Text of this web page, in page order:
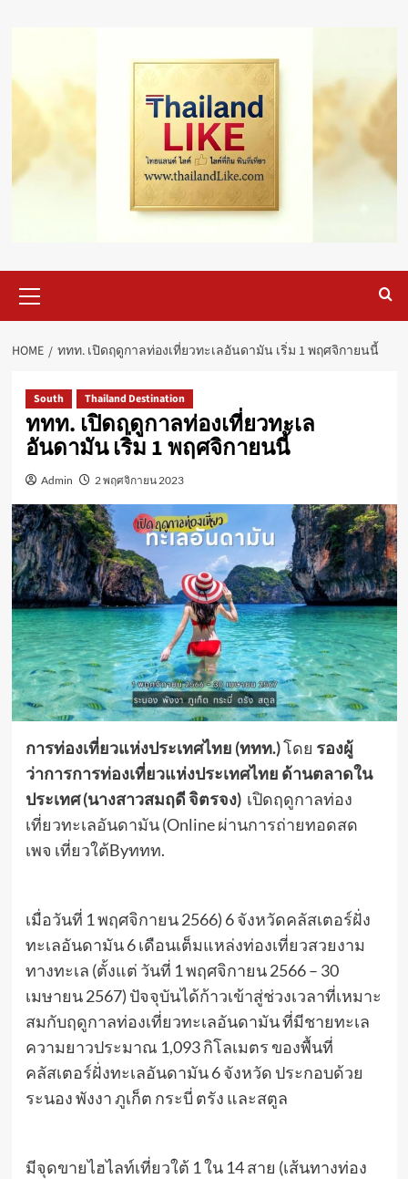
Menu
HOME ททท. เปิดฤดูกาลท่องเที่ยวทะเลอันดามัน เริ่ม 1 พฤศจิกายนนี้
South Thailand Destination
ททท. เปิดฤดูกาลท่องเที่ยวทะเล
อันดามัน เริ่ม 1 พฤศจิกายนนี้
Admin 2 พฤศจิกายน 2023
การท่องเที่ยวแห่งประเทศไทย (ททท.)โดย รองผู้
ว่าการการท่องเที่ยวแห่งประเทศไทย ด้านตลาดใน
ประเทศ (นางสาวสมฤดี จิตรจง) เปิดฤดูกาลท่อง
เที่ยวทะเลอันดามัน (Online ผ่านการถ่ายทอดสด
เพจ เที่ยวใต้Byททท.
เมื่อวันที่ 1 พฤศจิกายน 2566) 6 จังหวัดคลัสเตอร์ฝั่ง
ทะเลอันดามัน 6 เดือนเต็มแหล่งท่องเที่ยวสวยงาม
ทางทะเล (ตั้งแต่ วันที่ 1 พฤศจิกายน 2566 – 30
เมษายน 2567) ปัจจุบันได้ก้าวเข้าสู่ช่วงเวลาที่เหมาะ
สมกับฤดูกาลท่องเที่ยวทะเลอันดามัน ที่มีชายทะเล
ความยาวประมาณ 1,093 กิโลเมตร ของพื้นที่
คลัสเตอร์ฝั่งทะเลอันดามัน 6 จังหวัด ประกอบด้วย
ระนอง พังงา ภูเก็ต กระบี่ ตรัง และสตูล
มีจุดขายไฮไลท์เที่ยวใต้ 1 ใน 14 สาย (เส้นทางท่อง